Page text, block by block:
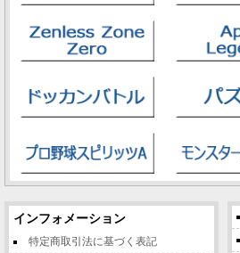
インフォメーション
特定商取引法に基づく表記